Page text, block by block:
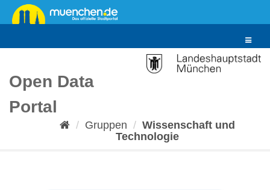
Überspringen
zum
Toggle
Open Data
Portal
Gruppen
Wissenschaft und
Technologie